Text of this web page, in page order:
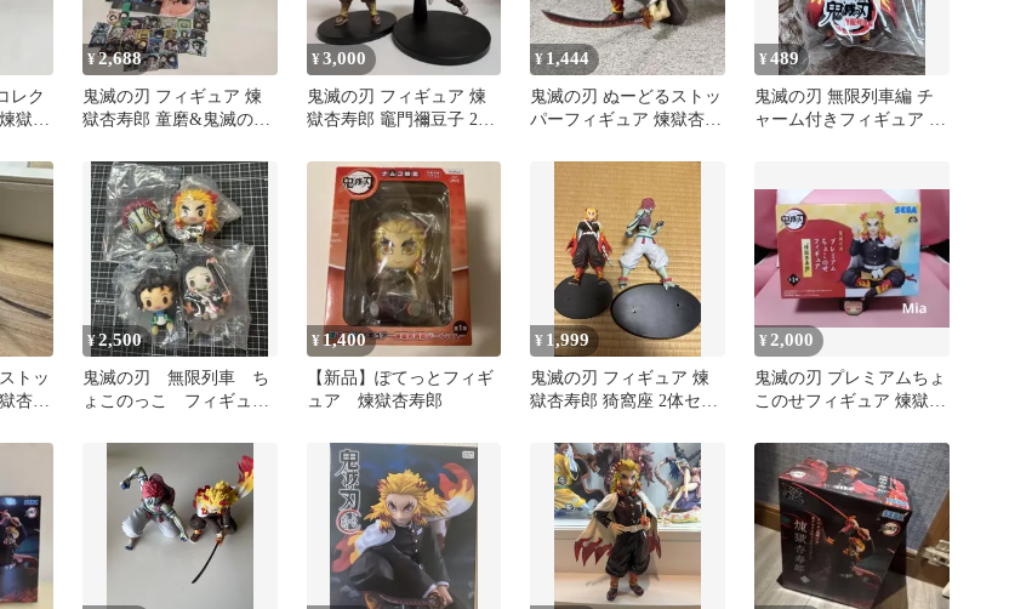
レク
獄杏
¥2,688
鬼滅の刃 フィギュア 煉
獄杏寿郎 童磨&鬼滅の刃
¥3,000
鬼滅の刃 フィギュア 煉
獄杏寿郎 竈門禰豆子 2体
¥1,444
鬼滅の刃 ぬーどるストッ
パーフィギュア 煉獄杏寿
¥489
鬼滅の刃 無限列車編 チ
ャーム付きフィギュア 煉
トッ
杏寿
¥2,500
鬼滅の刃 無限列車 ち
ょこのっこ フィギュ
座 炭治郎 禰豆子
¥1,400
【新品】ぽてっとフィギ
ュア 煉獄杏寿郎
¥ 1,999
鬼滅の刃 フィギュア 煉
獄杏寿郎 猗窩座 2体セッ
¥ 2,000
鬼滅の刃 プレミアムちょ
このせフィギュア 煉獄杏